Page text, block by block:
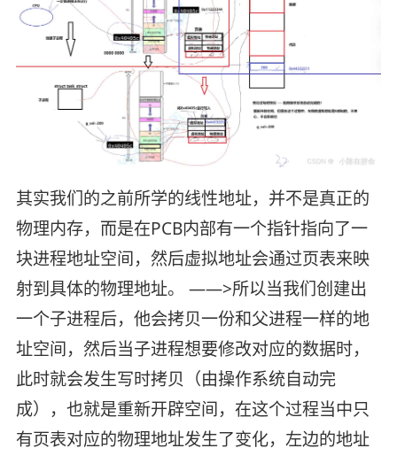
其实我们的之前所学的线性地址，并不是真正的
物理内存，而是在PCB内部有一个指针指向了一
块进程地址空间，然后虚拟地址会通过页表来映
射到具体的物理地址。 ——>所以当我们创建出
一个子进程后，他会拷贝一份和父进程一样的地
址空间，然后当子进程想要修改对应的数据时，
此时就会发生写时拷贝（由操作系统自动完
成），也就是重新开辟空间，在这个过程当中只
有页表对应的物理地址发生了变化，左边的地址